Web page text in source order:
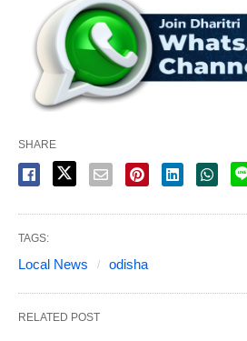
SHARE
TAGS:
Local News odisha
RELATED POST